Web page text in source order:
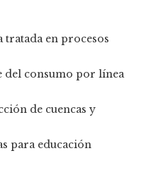
tratada en procesos
del consumo por línea
de cuencas y
para educación